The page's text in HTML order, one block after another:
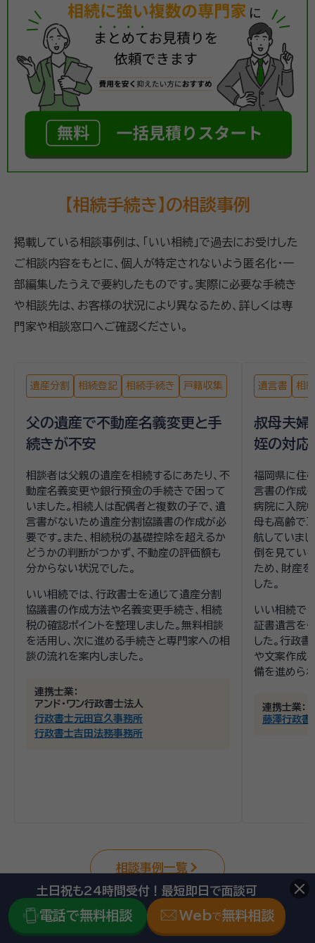
【相続手続き】の相談事例
掲載している相談事例は、「いい相続」で過去にお受けした
ご相談内容をもとに、個人が特定されないよう匿名化・一
部編集したうえで要約したものです。実際に必要な手続き
や相談先は、お客様の状況により異なるため、詳しくは専
門家や相談窓口へご確認ください。
遺産分割 相続登記 相続手続き 戸籍収集
父の遺産で不動産名義変更と手
続きが不安
相談者は父親の遺産を相続するにあたり、不
動産名義変更や銀行預金の手続きで困って
いました。相続人は配偶者と複数の子で、遺
言書がないため遺産分割協議書の作成が必
要です。また、相続税の基礎控除を超えるか
どうかの判断がつかず、不動産の評価額も
分からない状況でした。
いい相続では、行政書士を通じて遺産分割
協議書の作成方法や名義変更手続き、相続
税の確認ポイントを整理しました。無料相談
を活用し、次に進める手続きと専門家への相
談の流れを案内しました。
連携士業：
アンド・ワン行政書士法人
行政書士元田宣久事務所
行政書士吉田法務事務所
遺言書 相
叔母夫婦
姪の対応
福岡県に住
言書の作成
病院に入院
母も高齢で
航していま
倒を見てい
ため、財産
した。
いい相続で
証書遺言を
した。行政
や文案作成
備を進めら
連携士業：
藤澤行政書
相談事例一覧
福岡県筑前町で専門家を選ぶ時のポイントは？
土日祝も24時間受付！最短即日で面談可
電話で無料相談 Webで無料相談